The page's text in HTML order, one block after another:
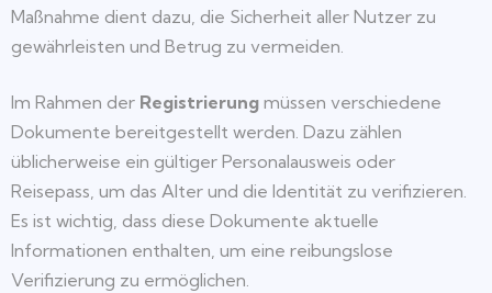
Maßnahme dient dazu, die Sicherheit aller Nutzer zu
gewährleisten und Betrug zu vermeiden.
Im Rahmen der Registrierung müssen verschiedene
Dokumente bereitgestellt werden. Dazu zählen
üblicherweise ein gültiger Personalausweis oder
Reisepass, um das Alter und die Identität zu verifizieren.
Es ist wichtig, dass diese Dokumente aktuelle
Informationen enthalten, um eine reibungslose
Verifizierung zu ermöglichen.